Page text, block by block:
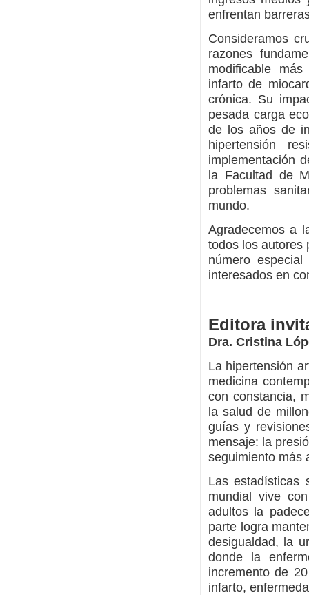
enfrentan
Consideramos
razones
modificable
infarto de
crónica. Su
pesada carga
de los años de
hipertensión
implementación
la Facultad de
problemas
mundo.
Agradecemos a
todos los autores
número
interesados en
Editora
Dra. Cristina
La hipertensión
medicina
con constancia,
la salud de
guías y
mensaje: la
seguimiento más
Las estadísticas
mundial vive
adultos la
parte logra
desigualdad, la
donde la
incremento de
infarto,